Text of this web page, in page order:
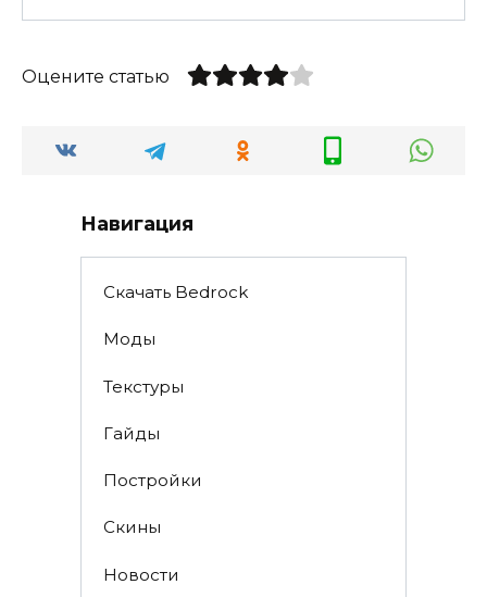
Оцените статью
Навигация
Скачать Bedrock
Моды
Текстуры
Гайды
Постройки
Скины
Новости